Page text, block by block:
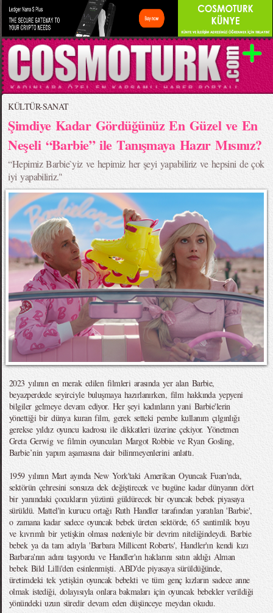
KÜLTÜR-SANAT
Şimdiye Kadar Gördüğünüz En Güzel ve En
Neşeli “Barbie” ile Tanışmaya Hazır Mısınız?
“Hepimiz Barbie`yiz ve hepimiz her şeyi yapabiliriz ve hepsini de çok
iyi yapabiliriz."
2023 yılının en merak edilen filmleri arasında yer alan Barbie,
beyazperdede seyirciyle buluşmaya hazırlanırken, film hakkında yepyeni
bilgiler gelmeye devam ediyor. Her şeyi kadınların yani Barbie'lerin
yönettiği bir dünya kuran film, gerek setteki pembe kullanım çılgınlığı
gerekse yıldız oyuncu kadrosu ile dikkatleri üzerine çekiyor. Yönetmen
Greta Gerwig ve filmin oyuncuları Margot Robbie ve Ryan Gosling,
Barbie’nin yapım aşamasına dair bilinmeyenlerini anlattı.
1959 yılının Mart ayında New York'taki Amerikan Oyuncak Fuarı'nda,
sektörün çehresini sonsuza dek değiştirecek ve bugüne kadar dünyanın dört
bir yanındaki çocukların yüzünü güldürecek bir oyuncak bebek piyasaya
sürüldü. Mattel'in kurucu ortağı Ruth Handler tarafından yaratılan 'Barbie',
o zamana kadar sadece oyuncak bebek üreten sektörde, 65 santimlik boyu
ve kıvrımlı bir yetişkin olması nedeniyle bir devrim niteliğindeydi. Barbie
bebek ya da tam adıyla 'Barbara Millicent Roberts', Handler'ın kendi kızı
Barbara'nın adını taşıyordu ve Handler'ın haklarını satın aldığı Alman
bebek Bild Lilli'den esinlenmişti. ABD'de piyasaya sürüldüğünde,
üretimdeki tek yetişkin oyuncak bebekti ve tüm genç kızların sadece anne
olmak istediği, dolayısıyla onlara bakmaları için oyuncak bebekler verildiği
yönündeki uzun süredir devam eden düşünceye meydan okudu.